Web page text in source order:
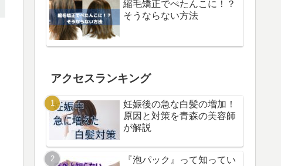
縮毛矯正でぺたんこに！？
そうならない方法
アクセスランキング
妊娠後の急な白髪の増加！
原因と対策を青森の美容師
が解説
『泡パック』って知ってい